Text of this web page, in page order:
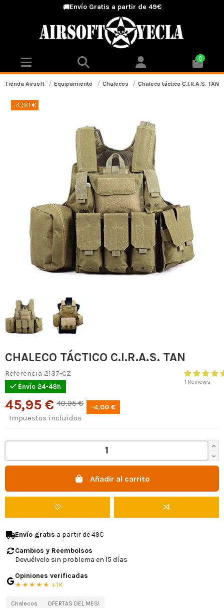
🚚Envío Gratis a partir de 49€
0
Tienda Airsoft Equipamiento Chalecos Chaleco táctico C.I.R.A.S. TAN
-4,00 €
CHALECO TÁCTICO C.I.R.A.S. TAN
1 Reviews
Referencia 2137-CZ
Envío 24-48h
45,95 € 49,95 € -4,00 €
Impuestos incluidos
Añadir al carrito
Envío gratis a partir de 49€
Cambios y Reembolsos
Devuélvelo sin problema en 15 días
Opiniones verificadas
★★★★★ +1K
Chalecos OFERTAS DEL MES!